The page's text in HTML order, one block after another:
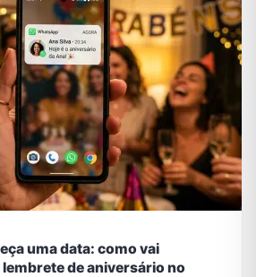
uma data: como vai
de aniversário no